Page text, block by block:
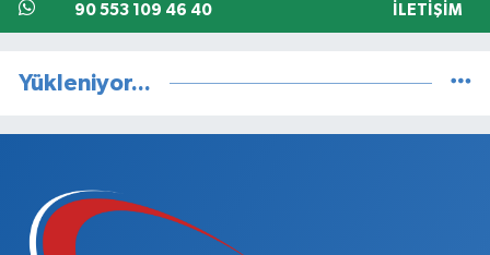
90 553 109 46 40 İLETIŞIM
Yükleniyor...